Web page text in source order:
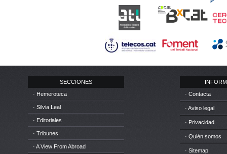
SECCIONES
· Hemeroteca
· Silvia Leal
· Editoriales
· Tribunes
· A View From Abroad
· Contacta
· Aviso legal
· Privacidad
· Quién somos
· Sitemap